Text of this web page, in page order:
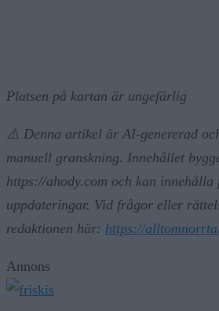
Platsen på kartan är ungefärlig
⚠️ Denna artikel är AI-genererad
manuell granskning. Innehållet
https://ahody.com och kan innehålla
uppdateringar. Vid frågor eller
redaktionen här: https://
Annons